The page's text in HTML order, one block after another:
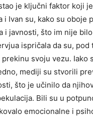
je ključni faktor koji
i Ivan su, kako su oboje
i javnosti, što im nije
ispričala da su, pod
svoju vezu. Iako
mediji su stvorili
što je učinilo da
Bili su u
emocionalne i